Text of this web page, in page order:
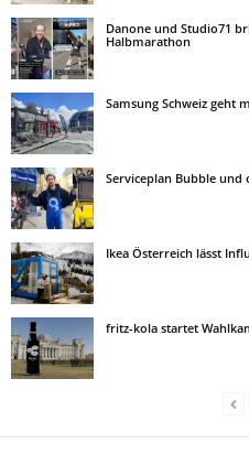
Danone und Studio71
Halbmarathon
Samsung Schweiz geht
Serviceplan Bubble und
Ikea Österreich lässt
fritz-kola startet